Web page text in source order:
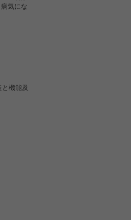
気にな
機能及